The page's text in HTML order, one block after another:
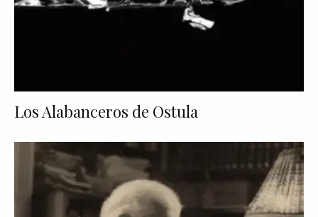
Los Alabanceros de Ostula